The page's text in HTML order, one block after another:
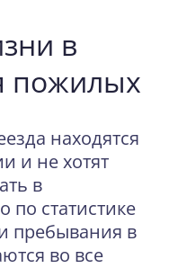
в
пожилых
находятся
и не хотят
в
статистике
пребывания в
во все